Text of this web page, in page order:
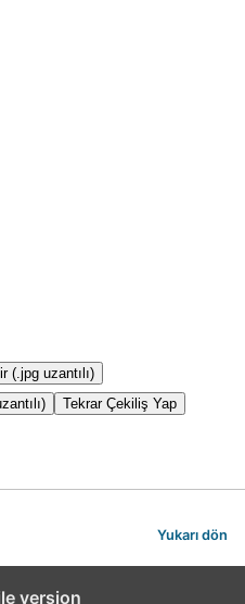
(.jpg uzantılı)
Tekrar Çekiliş Yap
Yukarı dön
version